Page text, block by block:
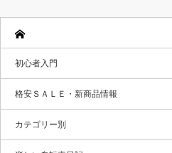
初心者入門
格安ＳＡＬＥ・新商品情報
カテゴリー別